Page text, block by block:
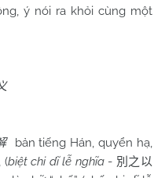
ý nói ra khỏi cùng một
bản tiếng Hán, quyển hạ,
, (biệt chi dĩ lễ nghĩa- 別之以